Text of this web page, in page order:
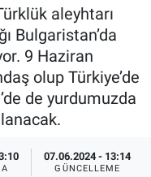
aleyhtarı
Bulgaristan’da
9 Haziran
olup Türkiye’de
de yurdumuzda
07.06.2024 - 13:14
GÜNCELLEME